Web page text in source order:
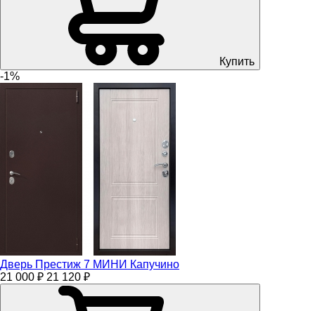
Купить
-1%
Дверь Престиж 7 МИНИ Капучино
21 000 ₽ 21 120 ₽